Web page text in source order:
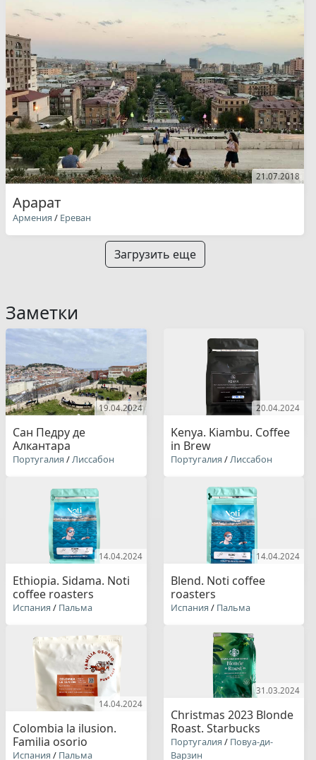
21.07.2018
Арарат
Армения / Ереван
Загрузить еще
Заметки
19.04.2024
Сан Педру де
Алкантара
Португалия /Лиссабон
20.04.2024
Kenya. Kiambu. Coffee
in Brew
Португалия /Лиссабон
14.04.2024
Ethiopia. Sidama. Noti
coffee roasters
Испания / Пальма
14.04.2024
Blend. Noti coffee
roasters
Испания / Пальма
14.04.2024
Colombia la ilusion.
Familia osorio
Испания / Пальма
31.03.2024
Christmas 2023 Blonde
Roast. Starbucks
Португалия / Повуа-ди-
Варзин